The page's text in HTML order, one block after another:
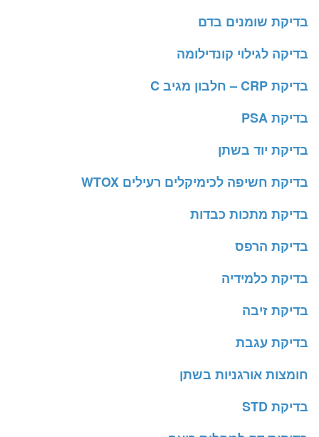
בדיקת שומנים בדם
בדיקה לגילוי קונדילומה
בדיקת CRP – חלבון מגיב C
בדיקת PSA
בדיקת יוד בשתן
בדיקת חשיפה לכימיקלים רעילים WTOX
בדיקת מתכות כבדות
בדיקת הרפס
בדיקת כלמידיה
בדיקת זיבה
בדיקת עגבת
חומצות אורגניות בשתן
בדיקת STD